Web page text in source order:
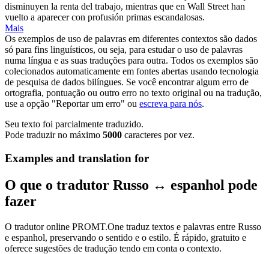
disminuyen la renta del trabajo, mientras que en Wall Street han
vuelto a aparecer con profusión primas escandalosas.
Mais
Os exemplos de uso de palavras em diferentes contextos são dados
só para fins linguísticos, ou seja, para estudar o uso de palavras
numa língua e as suas traduções para outra. Todos os exemplos são
colecionados automaticamente em fontes abertas usando tecnologia
de pesquisa de dados bilíngues. Se você encontrar algum erro de
ortografia, pontuação ou outro erro no texto original ou na tradução,
use a opção "Reportar um erro" ou escreva para nós.
Seu texto foi parcialmente traduzido.
Pode traduzir no máximo 5000 caracteres por vez.
Examples and translation for
O que o tradutor Russo ↔ espanhol pode
fazer
O tradutor online PROMT.One traduz textos e palavras entre Russo
e espanhol, preservando o sentido e o estilo. É rápido, gratuito e
oferece sugestões de tradução tendo em conta o contexto.